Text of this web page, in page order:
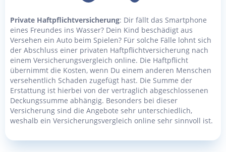
Private Haftpflichtversicherung: Dir fällt das Smartphone
eines Freundes ins Wasser? Dein Kind beschädigt aus
Versehen ein Auto beim Spielen? Für solche Fälle lohnt sich
der Abschluss einer privaten Haftpflichtversicherung nach
einem Versicherungsvergleich online. Die Haftpflicht
übernimmt die Kosten, wenn Du einem anderen Menschen
versehentlich Schaden zugefügt hast. Die Summe der
Erstattung ist hierbei von der vertraglich abgeschlossenen
Deckungssumme abhängig. Besonders bei dieser
Versicherung sind die Angebote sehr unterschiedlich,
weshalb ein Versicherungsvergleich online sehr sinnvoll ist.